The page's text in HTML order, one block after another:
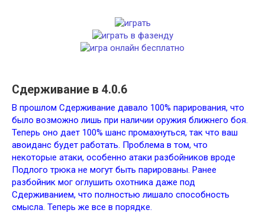
Сдерживание в 4.0.6
В прошлом Сдерживание давало 100% парирования, что
было возможно лишь при наличии оружия ближнего боя.
Теперь оно дает 100% шанс промахнуться, так что ваш
авоиданс будет работать. Проблема в том, что
некоторые атаки, особенно атаки разбойников вроде
Подлого трюка не могут быть парированы. Ранее
разбойник мог оглушить охотника даже под
Сдерживанием, что полностью лишало способность
смысла. Теперь же все в порядке.